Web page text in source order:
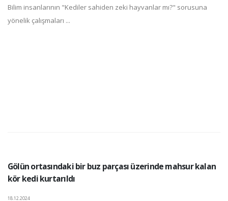
Bilim insanlarının "Kediler sahiden zeki hayvanlar mı?" sorusuna
yönelik çalışmaları ...
Gölün ortasındaki bir buz parçası üzerinde mahsur kalan
kör kedi kurtarıldı
18.12.2024